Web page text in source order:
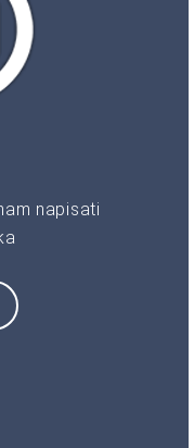
napisati